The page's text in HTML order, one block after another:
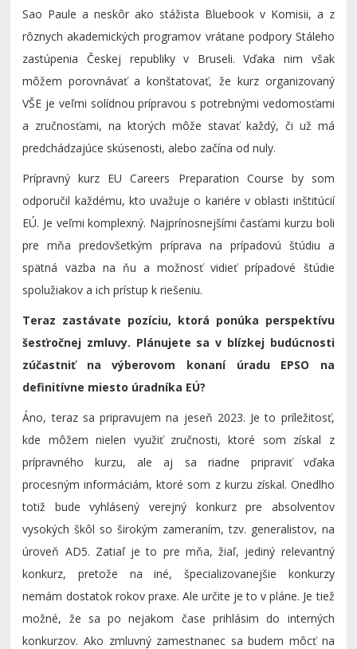
Sao Paule a neskôr ako stážista Bluebook v Komisii, a z
rôznych akademických programov vrátane podpory Stáleho
zastúpenia Českej republiky v Bruseli. Vďaka nim však
môžem porovnávať a konštatovať, že kurz organizovaný
VŠE je veľmi solídnou prípravou s potrebnými vedomosťami
a zručnosťami, na ktorých môže stavať každý, či už má
predchádzajúce skúsenosti, alebo začína od nuly.
Prípravný kurz EU Careers Preparation Course by som
odporučil každému, kto uvažuje o kariére v oblasti inštitúcií
EÚ. Je veľmi komplexný. Najprínosnejšími časťami kurzu boli
pre mňa predovšetkým príprava na prípadovú štúdiu a
spätná väzba na ňu a možnosť vidieť prípadové štúdie
spolužiakov a ich prístup k riešeniu.
Teraz zastávate pozíciu, ktorá ponúka perspektívu
šesťročnej zmluvy. Plánujete sa v blízkej budúcnosti
zúčastniť na výberovom konaní úradu EPSO na
definitívne miesto úradníka EÚ?
Áno, teraz sa pripravujem na jeseň 2023. Je to príležitosť,
kde môžem nielen využiť zručnosti, ktoré som získal z
prípravného kurzu, ale aj sa riadne pripraviť vďaka
procesným informáciám, ktoré som z kurzu získal. Onedlho
totiž bude vyhlásený verejný konkurz pre absolventov
vysokých škôl so širokým zameraním, tzv. generalistov, na
úroveň AD5. Zatiaľ je to pre mňa, žiaľ, jediný relevantný
konkurz, pretože na iné, špecializovanejšie konkurzy
nemám dostatok rokov praxe. Ale určite je to v pláne. Je tiež
možné, že sa po nejakom čase prihlásim do interných
konkurzov. Ako zmluvný zamestnanec sa budem môcť na